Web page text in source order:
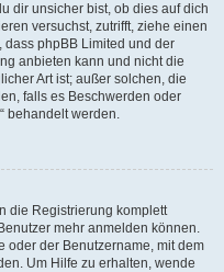
dir unsicher bist, ob dies auf dich
versuchst, zutrifft, ziehe einen
dass phpBB Limited und der
anbieten kann und nicht die
Art ist; außer solchen, die
falls es Beschwerden oder
behandelt werden.
die Registrierung komplett
mehr anmelden können.
oder der Benutzername, mit dem
Um Hilfe zu erhalten, wende